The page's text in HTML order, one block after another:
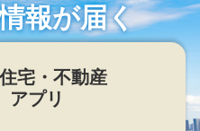
報が届く
宅・不動産
アプリ